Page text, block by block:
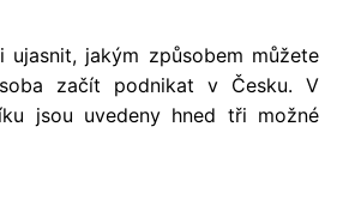
ujasnit, jakým způsobem můžete
začít podnikat v Česku. V
jsou uvedeny hned tři možné